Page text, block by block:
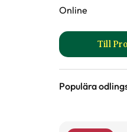
Online
Till
Populära